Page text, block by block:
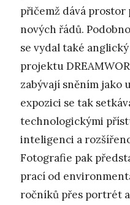
přičemž dává
nových řádů.
se vydal také
projektu
zabývají sněním jako
expozici se tak
technologickými
inteligenci a
Fotografie pak
prací od
ročníků přes portrét